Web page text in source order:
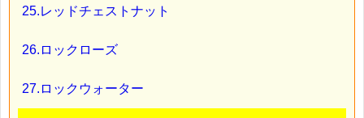
25.レッドチェストナット
26.ロックローズ
27.ロックウォーター